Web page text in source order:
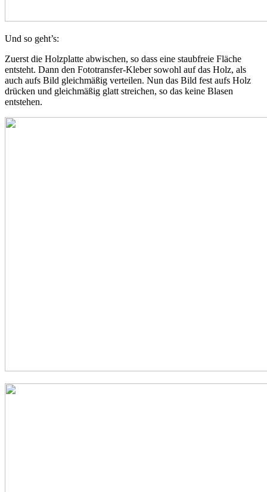
Und so geht’s:
Zuerst die Holzplatte abwischen, so dass eine staubfreie Fläche
entsteht. Dann den Fototransfer-Kleber sowohl auf das Holz, als
auch aufs Bild gleichmäßig verteilen. Nun das Bild fest aufs Holz
drücken und gleichmäßig glatt streichen, so das keine Blasen
entstehen.